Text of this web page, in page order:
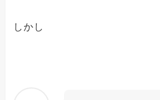
しかし